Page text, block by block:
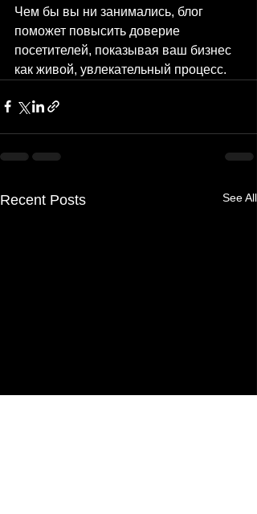
Чем бы вы ни занимались, блог
поможет повысить доверие
посетителей, показывая ваш бизнес
как живой, увлекательный процесс.
Recent Posts See All